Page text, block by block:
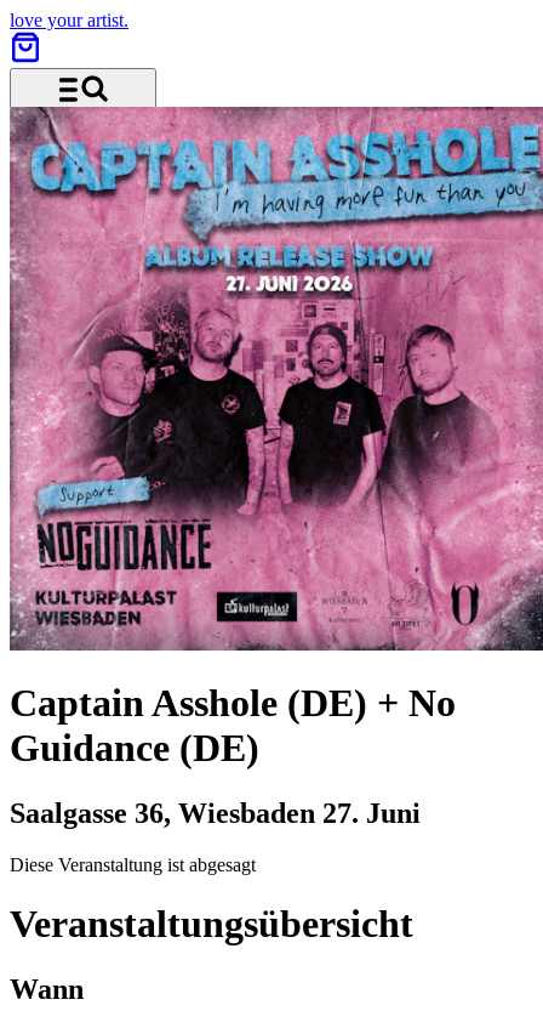
love your artist.
Menü und Suche
Captain Asshole (DE) + No
Guidance (DE)
Saalgasse 36, Wiesbaden 27. Juni
Diese Veranstaltung ist abgesagt
Veranstaltungsübersicht
Wann